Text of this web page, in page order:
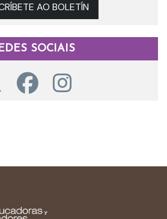
AO BOLETÍN
SOCIAIS